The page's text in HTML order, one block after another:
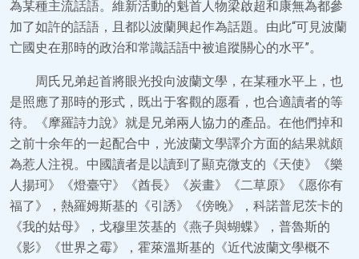
為某種主流話語。維新活動的魁首人物梁啟超和康無為都參
加了如許的話語，且都以波蘭興起作為話題。由此“可見波蘭
亡國史在那時的政治和常識話語中被追蹤關心的水平”。
周氏兄弟起首將眼光投向波蘭文學，在某種水平上，也
是照應了那時的形式，既出于客觀的愿看，也合適讀者的等
待。《摩羅詩力說》就是兄弟兩人協力的產品。在他們掉和
之前十余年的一起配合中，光波蘭文學譯介方面的結果就頗
為惹人注視。中國讀者是以讀到了顯克微支的《天使》《樂
人揚珂》《燈臺守》《酋長》《炭畫》《二草原》《愿你有
福了》，熱羅姆斯基的《引誘》《傍晚》，科諾普尼茨卡的
《我的姑母》，戈穆里茨基的《燕子與蝴蝶》，普魯斯的
《影》《世界之霉》，霍萊溫斯基的《近代波蘭文學概不